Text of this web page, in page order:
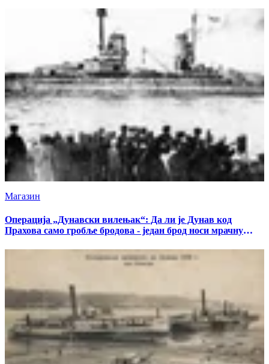
Магазин
Операција „Дунавски вилењак“: Да ли је Дунав код
Прахова само гробље бродова - један брод носи мрачну